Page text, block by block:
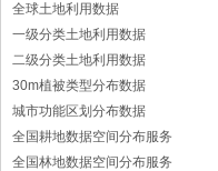
全球土地利用数据
一级分类土地利用数据
二级分类土地利用数据
30m植被类型分布数据
城市功能区划分布数据
全国耕地数据空间分布服务
全国林地数据空间分布服务